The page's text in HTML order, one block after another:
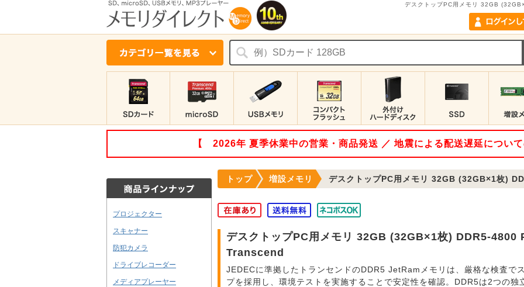
デスクトップPC用メモリ 32GB
【 2026年 夏季休業中の営業・商品発送 ／ 地震による配送遅延につい
プロジェクター
スキャナー
防犯カメラ
ドライブレコーダー
メディアプレーヤー
トップ 増設メモリ デスクトップPC用メモリ 32GB (32GB×1枚)
デスクトップPC用メモリ 32GB (32GB×1枚) DDR5-4800
Transcend
JEDECに準拠したトランセンドのDDR5 JetRamメモリは、厳格な検査で
プを採用し、環境テストを実施することで安定性を確認。DDR5は2つの独